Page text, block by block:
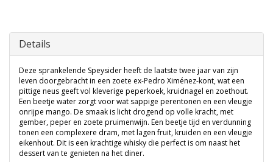
Details
Deze sprankelende Speysider heeft de laatste twee jaar van zijn
leven doorgebracht in een zoete ex-Pedro Ximénez-kont, wat een
pittige neus geeft vol kleverige peperkoek, kruidnagel en zoethout.
Een beetje water zorgt voor wat sappige perentonen en een vleugje
onrijpe mango. De smaak is licht drogend op volle kracht, met
gember, peper en zoete pruimenwijn. Een beetje tijd en verdunning
tonen een complexere dram, met lagen fruit, kruiden en een vleugje
eikenhout. Dit is een krachtige whisky die perfect is om naast het
dessert van te genieten na het diner.